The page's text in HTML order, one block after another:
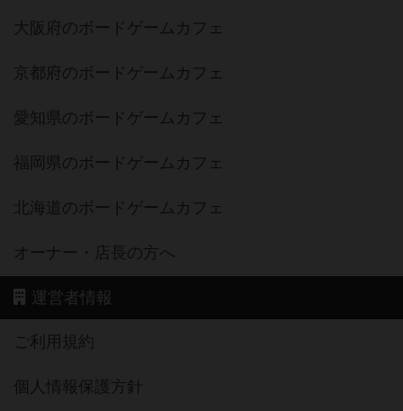
大阪府のボードゲームカフェ
京都府のボードゲームカフェ
愛知県のボードゲームカフェ
福岡県のボードゲームカフェ
北海道のボードゲームカフェ
オーナー・店長の方へ
運営者情報
ご利用規約
個人情報保護方針